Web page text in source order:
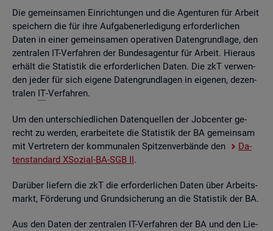
Die ge­mein­sa­men Ein­rich­tun­gen und die Agen­tu­ren für Ar­beit
spei­chern die für ihre Auf­ga­ben­er­le­di­gung er­for­der­li­chen
Daten in einer ge­mein­sa­men ope­ra­ti­ven Da­ten­grund­la­ge, den
zen­tra­len IT-Ver­fah­ren der Bun­des­agen­tur für Ar­beit. Hier­aus
er­hält die Sta­tis­tik die er­for­der­li­chen Daten. Die zkT ver­wen­
den jeder für sich ei­ge­ne Da­ten­grund­la­gen in ei­ge­nen, de­zen­
tra­len IT-Ver­fah­ren.
Um den un­ter­schied­li­chen Da­ten­quel­len der Job­cen­ter ge­
recht zu wer­den, er­ar­bei­te­te die Sta­tis­tik der BA ge­mein­sam
mit Ver­tre­tern der kom­mu­na­len Spit­zen­ver­bän­de den
Da­
ten­stan­dard XSo­zi­al-BA-SGB II.
Dar­über lie­fern die zkT die er­for­der­li­chen Daten über Ar­beits­
markt, För­de­rung und Grund­si­che­rung an die Sta­tis­tik der BA.
Aus den Daten der zen­tra­len IT-Ver­fah­ren der BA und den Lie­